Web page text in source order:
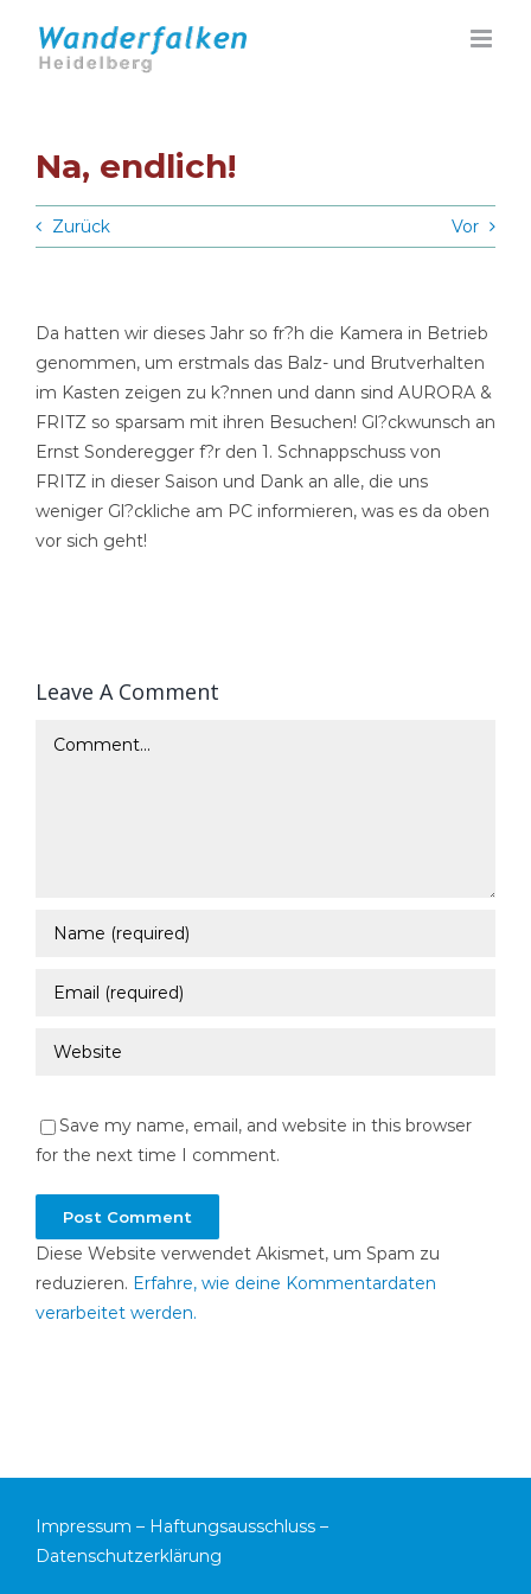
Inhalt
springen
Na, endlich!
Zurück Vor
Da hatten wir dieses Jahr so fr?h die Kamera in Betrieb
genommen, um erstmals das Balz- und Brutverhalten
im Kasten zeigen zu k?nnen und dann sind AURORA &
FRITZ so sparsam mit ihren Besuchen! Gl?ckwunsch an
Ernst Sonderegger f?r den 1. Schnappschuss von
FRITZ in dieser Saison und Dank an alle, die uns
weniger Gl?ckliche am PC informieren, was es da oben
vor sich geht!
Leave A Comment
Comment
Save my name, email, and website in this browser
for the next time I comment.
Diese Website verwendet Akismet, um Spam zu
reduzieren. Erfahre, wie deine Kommentardaten
verarbeitet werden.
Impressum – Haftungsausschluss –
Datenschutzerklärung